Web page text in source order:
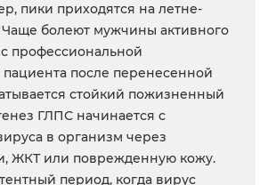
пики приходятся на летне-
болеют мужчины активного
профессиональной
пациента после перенесенной
стойкий пожизненный
ГЛПС начинается с
в организм через
ЖКТ или поврежденную кожу.
период, когда вирус